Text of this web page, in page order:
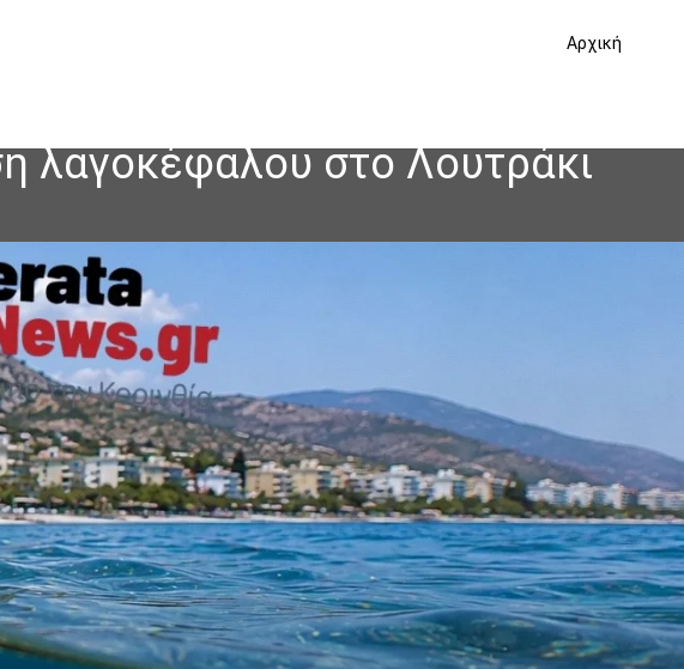
Αρχική
λαγοκέφαλου στο Λουτράκι